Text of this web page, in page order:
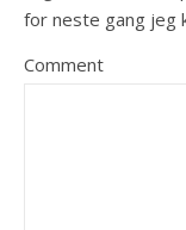
for neste gang jeg
Comment